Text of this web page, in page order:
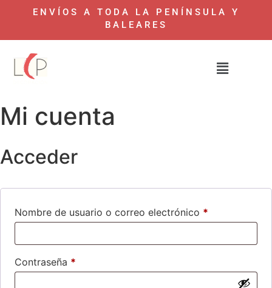
ENVÍOS A TODA LA PENÍNSULA Y
BALEARES
Mi cuenta
Acceder
Nombre de usuario o correo electrónico *
Contraseña *